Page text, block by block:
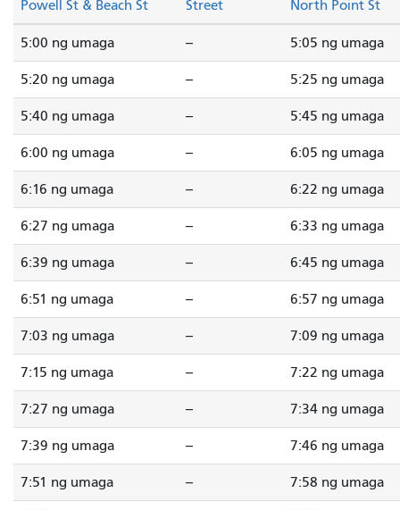
Powell St & Beach St
Street
North Point St
5:00 ng umaga -- 5:05 ng umaga
5:20 ng umaga -- 5:25 ng umaga
5:40 ng umaga -- 5:45 ng umaga
6:00 ng umaga -- 6:05 ng umaga
6:16 ng umaga -- 6:22 ng umaga
6:27 ng umaga -- 6:33 ng umaga
6:39 ng umaga -- 6:45 ng umaga
6:51 ng umaga -- 6:57 ng umaga
7:03 ng umaga -- 7:09 ng umaga
7:15 ng umaga -- 7:22 ng umaga
7:27 ng umaga -- 7:34 ng umaga
7:39 ng umaga -- 7:46 ng umaga
7:51 ng umaga -- 7:58 ng umaga